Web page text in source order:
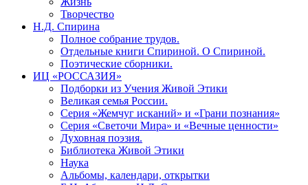
Творчество
Н.Д. Спирина
Полное собрание трудов.
Отдельные книги Спириной. О Спириной.
Поэтические сборники.
ИЦ «РОССАЗИЯ»
Подборки из Учения Живой Этики
Великая семья России.
Серия «Жемчуг исканий» и «Грани познания»
Серия «Светочи Мира» и «Вечные ценности»
Духовная поэзия.
Библиотека Живой Этики
Наука
Альбомы, календари, открытки